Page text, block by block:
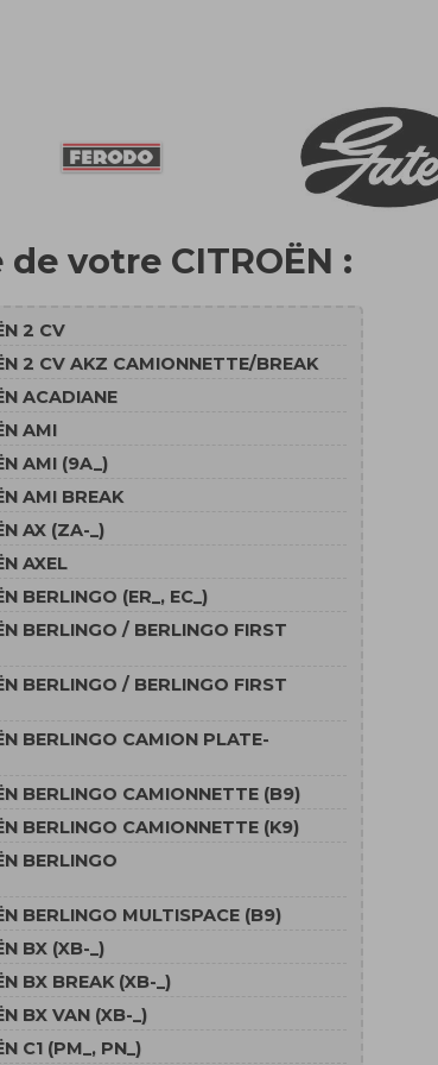
votre CITROËN :
2 CV
2 CV AKZ CAMIONNETTE/BREAK
ACADIANE
AMI
AMI (9A_)
AMI BREAK
AX (ZA-_)
AXEL
BERLINGO (ER_, EC_)
BERLINGO / BERLINGO FIRST
BERLINGO / BERLINGO FIRST
BERLINGO CAMION PLATE-
BERLINGO CAMIONNETTE (B9)
BERLINGO CAMIONNETTE (K9)
BERLINGO
BERLINGO MULTISPACE (B9)
BX (XB-_)
BX BREAK (XB-_)
BX VAN (XB-_)
C1 (PM_, PN_)